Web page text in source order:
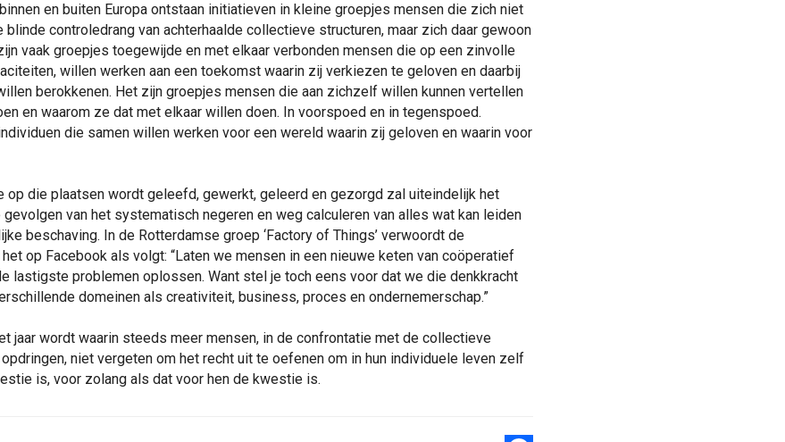
en buiten Europa ontstaan initiatieven in kleine groepjes mensen die zich niet
controledrang van achterhaalde collectieve structuren, maar zich daar gewoon
vaak groepjes toegewijde en met elkaar verbonden mensen die op een zinvolle
willen werken aan een toekomst waarin zij verkiezen te geloven en daarbij
berokkenen. Het zijn groepjes mensen die aan zichzelf willen kunnen vertellen
en waarom ze dat met elkaar willen doen. In voorspoed en in tegenspoed.
die samen willen werken voor een wereld waarin zij geloven en waarin voor
op die plaatsen wordt geleefd, gewerkt, geleerd en gezorgd zal uiteindelijk het
van het systematisch negeren en weg calculeren van alles wat kan leiden
beschaving. In de Rotterdamse groep ‘Factory of Things’ verwoordt de
op Facebook als volgt: “Laten we mensen in een nieuwe keten van coöperatief
lastigste problemen oplossen. Want stel je toch eens voor dat we die denkkracht
domeinen als creativiteit, business, proces en ondernemerschap.”
jaar wordt waarin steeds meer mensen, in de confrontatie met de collectieve
niet vergeten om het recht uit te oefenen om in hun individuele leven zelf
is, voor zolang als dat voor hen de kwestie is.